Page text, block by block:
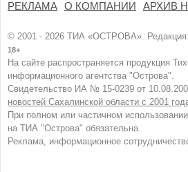
РЕКЛАМА О КОМПАНИИ АРХИВ
© 2001 - 2026 ТИА «ОСТРОВА». Редакция:
18+
На сайте распространяется продукция
информационного агентства "Острова".
Свидетельство ИА № 15-0239 от
новостей Сахалинской области с 2001
При полном или частичном
на ТИА "Острова" обязательна.
Реклама, информационное